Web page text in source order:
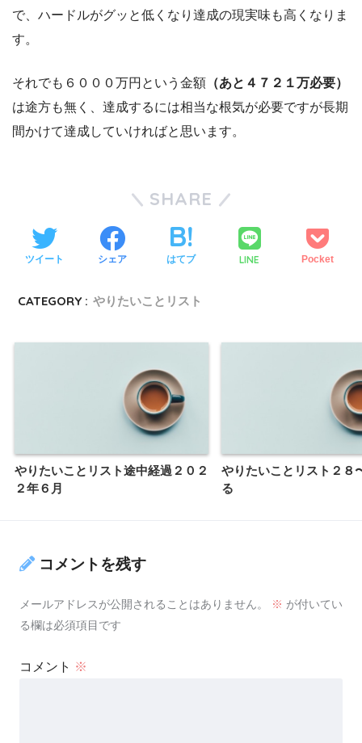
で、ハードルがグッと低くなり達成の現実味も高くなりま
す。
それでも６０００万円という金額 （あと４７２１万必要）
は途方も無く、達成するには相当な根気が必要ですが長期
間かけて達成していければと思います。
SHARE
ツイート シェア はてブ LINE Pocket
CATEGORY : やりたいことリスト
やりたいことリスト途中経過２０２
２年６月
やりたいことリスト２８
る
コメントを残す
メールアドレスが公開されることはありません。 ※ が付いてい
る欄は必須項目です
コメント ※